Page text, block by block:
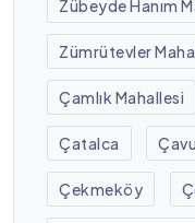
Zübeyde Hanım
Zümrütevler
Çamlık Mahallesi
Çatalca
Çekmeköy